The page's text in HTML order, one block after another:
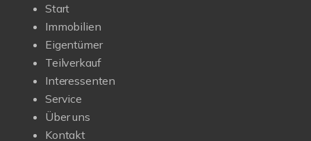
Start
Immobilien
Eigentümer
Teilverkauf
Interessenten
Service
Über uns
Kontakt